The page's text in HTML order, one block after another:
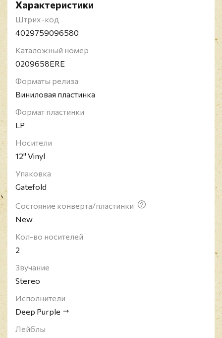
Presents: Deep Purple in Concert.
У конверта есть небольшой залом в правом
нижнем углу.
1968 года и стала символом тяжелого рока 70-х.
Группу считают основателями хард-рока, а также
приписывают в заслуги развитие жанров хеви-
метала и прогрессив-рока. Золотым составом
Иэна Пэйса и клавишника Джона Лорда. На
сегодняшний момент команда выпустила 18
Характеристики
Штрих-код
4029759096580
Каталожный номер
0209658ERE
Форматы релиза
Виниловая пластинка
Формат пластинки
LP
Носители
12" Vinyl
Упаковка
Gatefold
Состояние конверта/пластинки
New
Кол-во носителей
2
Звучание
Stereo
Исполнители
Deep Purple
Лейблы